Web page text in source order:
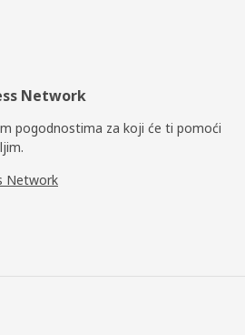
Network
pogodnostima za koji će ti pomoći
Network